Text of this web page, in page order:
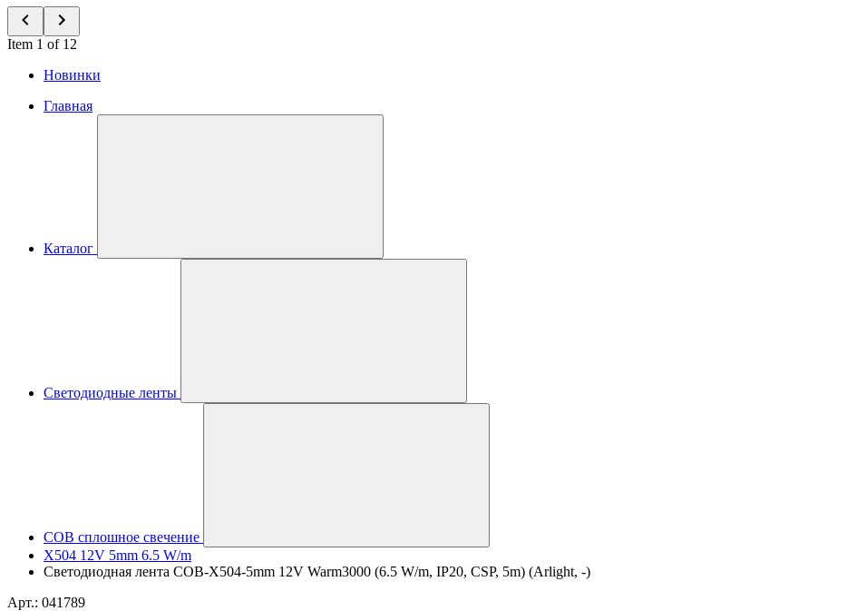
Item 1 of 12
Новинки
Главная
Каталог
Светодиодные ленты
COB сплошное свечение
X504 12V 5mm 6.5 W/m
Светодиодная лента COB-X504-5mm 12V Warm3000 (6.5 W/m, IP20, CSP, 5m) (Arlight, -)
Арт.: 041789